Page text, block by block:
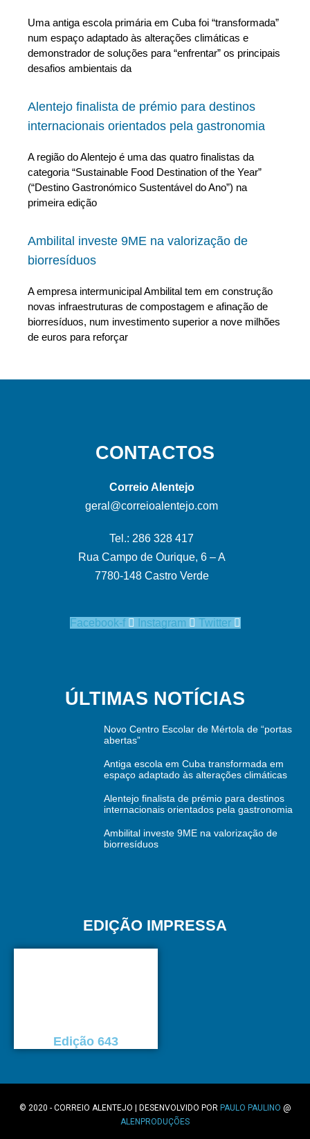
Uma antiga escola primária em Cuba foi “transformada”
num espaço adaptado às alterações climáticas e
demonstrador de soluções para “enfrentar” os principais
desafios ambientais da
Alentejo finalista de prémio para destinos
internacionais orientados pela gastronomia
A região do Alentejo é uma das quatro finalistas da
categoria “Sustainable Food Destination of the Year”
(“Destino Gastronómico Sustentável do Ano”) na
primeira edição
Ambilital investe 9ME na valorização de
biorresíduos
A empresa intermunicipal Ambilital tem em construção
novas infraestruturas de compostagem e afinação de
biorresíduos, num investimento superior a nove milhões
de euros para reforçar
CONTACTOS
Correio Alentejo
geral@correioalentejo.com
Tel.: 286 328 417
Rua Campo de Ourique, 6 – A
7780-148 Castro Verde
Facebook-f Instagram Twitter
ÚLTIMAS NOTÍCIAS
Novo Centro Escolar de Mértola de “portas
abertas”
Antiga escola em Cuba transformada em
espaço adaptado às alterações climáticas
Alentejo finalista de prémio para destinos
internacionais orientados pela gastronomia
Ambilital investe 9ME na valorização de
biorresíduos
EDIÇÃO IMPRESSA
Edição 643
© 2020 - CORREIO ALENTEJO | DESENVOLVIDO POR PAULO PAULINO @
ALENPRODUÇÕES